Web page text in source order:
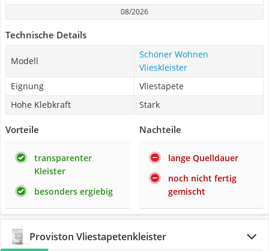
08/2026
Technische Details
Modell
Schöner Wohnen
Vlieskleister
Eignung
Vliestapete
Hohe Klebkraft
Stark
Vorteile
transparenter
Kleister
besonders ergiebig
Nachteile
lange Quelldauer
noch nicht fertig
gemischt
Proviston Vliestapetenkleister